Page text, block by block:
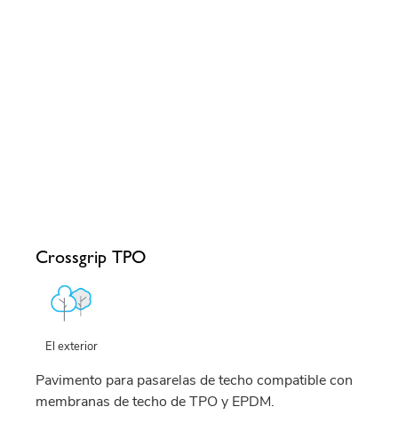
Crossgrip TPO
El exterior
Pavimento para pasarelas de techo compatible con
membranas de techo de TPO y EPDM.